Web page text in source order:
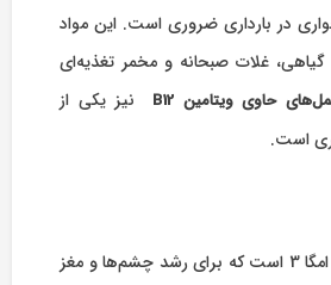
در بارداری ضروری است. این مواد
غلات صبحانه و مخمر تغذیه‌ای
حاوی ویتامین B12 نیز یکی از
است.
DHA یک اسید چرب امگا 3 است که برای رشد چشم‌ها و مغز